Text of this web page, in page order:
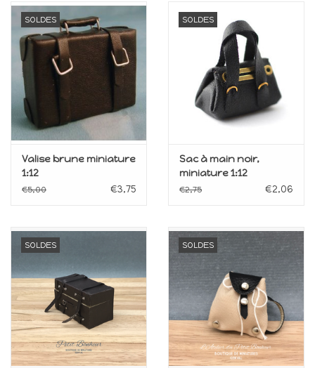
SOLDES
Valise brune miniature
1:12
€5,00 €3,75
SOLDES
Sac à main noir,
miniature 1:12
€2,75 €2,06
SOLDES SOLDES